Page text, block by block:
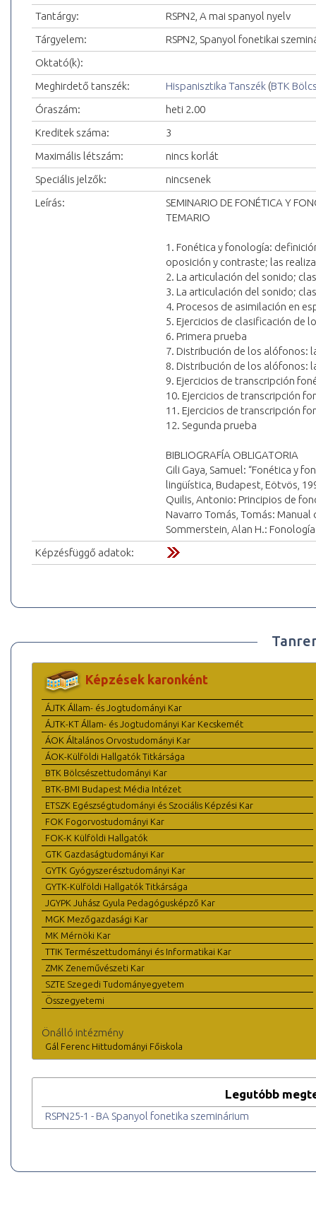
Tantárgy:
RSPN2, A mai spanyol nyelv
Tárgyelem:
RSPN2, Spanyol fonetikai
Oktató(k):
Meghirdető tanszék:
Hispanisztika Tanszék (BTK
Óraszám:
heti 2.00
Kreditek száma:
3
Maximális létszám:
nincs korlát
Speciális jelzők:
nincsenek
Leírás:
SEMINARIO DE FONÉTICA Y
TEMARIO
1. Fonética y fonología:
oposición y contraste; las
2. La articulación del sonido;
3. La articulación del sonido;
4. Procesos de asimilación en
5. Ejercicios de clasificación de
6. Primera prueba
7. Distribución de los alófonos:
8. Distribución de los alófonos:
9. Ejercicios de transcripción
10. Ejercicios de transcripción
11. Ejercicios de transcripción
12. Segunda prueba
BIBLIOGRAFÍA OBLIGATORIA
Gili Gaya, Samuel: “Fonética y
lingüística, Budapest, Eötvös,
Quilis, Antonio: Principios de
Navarro Tomás, Tomás: Manual
Sommerstein, Alan H.:
Képzésfüggő adatok:
Képzések karonként
ÁJTK Állam- és Jogtudományi Kar
ÁJTK-KT Állam- és Jogtudományi Kar Kecskemét
ÁOK Általános Orvostudományi Kar
ÁOK-Külföldi Hallgatók Titkársága
BTK Bölcsészettudományi Kar
BTK-BMI Budapest Média Intézet
ETSZK Egészségtudományi és Szociális Képzési Kar
FOK Fogorvostudományi Kar
FOK-K Külföldi Hallgatók
GTK Gazdaságtudományi Kar
GYTK Gyógyszerésztudományi Kar
GYTK-Külföldi Hallgatók Titkársága
JGYPK Juhász Gyula Pedagógusképző Kar
MGK Mezőgazdasági Kar
MK Mérnöki Kar
TTIK Természettudományi és Informatikai Kar
ZMK Zeneművészeti Kar
SZTE Szegedi Tudományegyetem
Összegyetemi
Önálló intézmény
Gál Ferenc Hittudományi Főiskola
Legutóbb
RSPN25-1 - BA Spanyol fonetika szeminárium